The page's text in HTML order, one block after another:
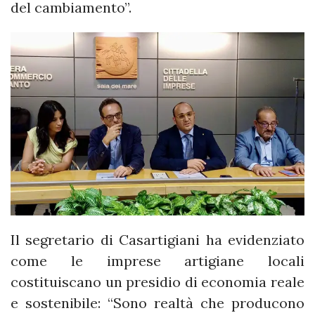
del cambiamento”.
Il segretario di Casartigiani ha evidenziato
come le imprese artigiane locali
costituiscano un presidio di economia reale
e sostenibile: “Sono realtà che producono